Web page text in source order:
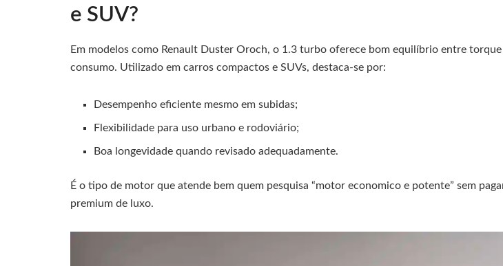
e SUV?
Em modelos como Renault Duster Oroch, o 1.3 turbo oferece bom equilíbrio entre torque
consumo. Utilizado em carros compactos e SUVs, destaca-se por:
Desempenho eficiente mesmo em subidas;
Flexibilidade para uso urbano e rodoviário;
Boa longevidade quando revisado adequadamente.
É o tipo de motor que atende bem quem pesquisa “motor economico e potente” sem
premium de luxo.